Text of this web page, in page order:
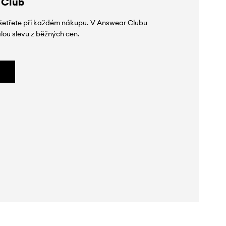
při každém nákupu. V Answear Clubu
slevu z běžných cen.